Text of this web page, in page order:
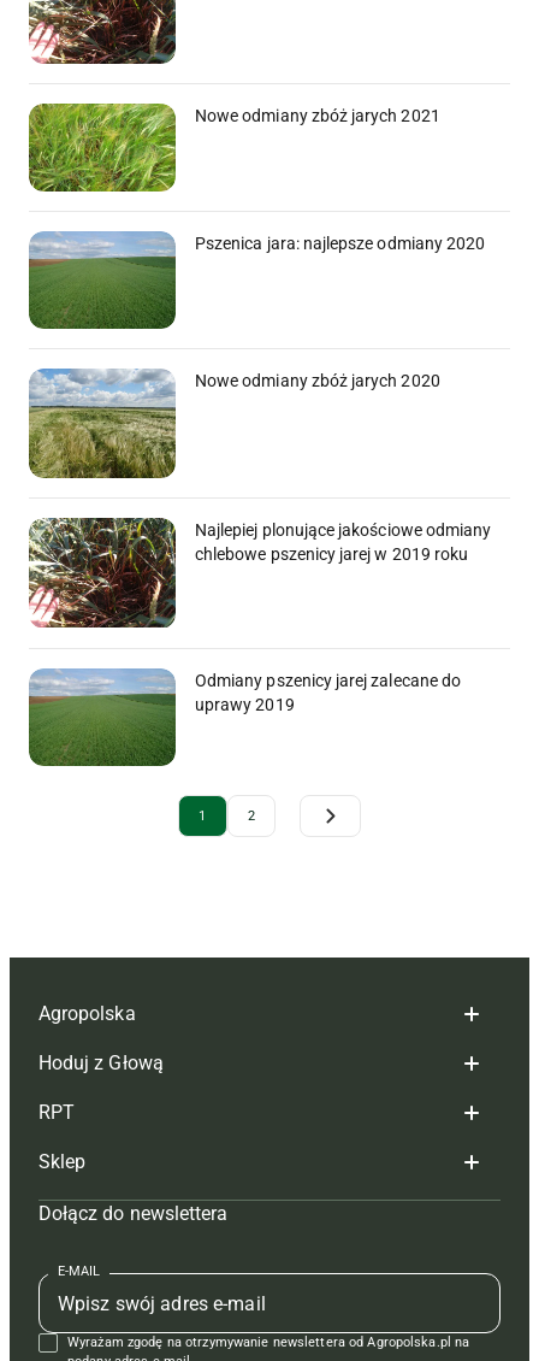
Nowe odmiany zbóż jarych 2021
Pszenica jara: najlepsze odmiany 2020
Nowe odmiany zbóż jarych 2020
Najlepiej plonujące jakościowe odmiany
chlebowe pszenicy jarej w 2019 roku
Odmiany pszenicy jarej zalecane do
uprawy 2019
Archive Pagination
1 2
Agropolska
Redakcja
Reklama
Tagi
Mapa serwisu
Kontakt
Regulamin
Hoduj z Głową
Hoduj z głową bydło
Hoduj z głową świnie
Prenumerata
Redakcja
Kontakt
RPT
Redakcja
Prenumerata
Reklama
Kontakt
Sklep
Czasopisma i prenumerata
Książki
Regulamin
Dołącz do newslettera
E-MAIL
Wyrażam zgodę na otrzymywanie newslettera od Agropolska.pl na